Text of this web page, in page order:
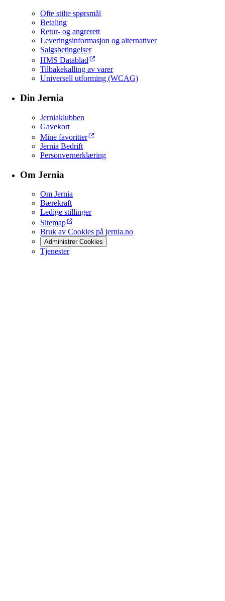
Ofte stilte spørsmål
Betaling
Retur- og angrerett
Leveringsinformasjon og alternativer
Salgsbetingelser
HMS Datablad
Tilbakekalling av varer
Universell utforming (WCAG)
Din Jernia
Jerniaklubben
Gavekort
Mine favoritter
Jernia Bedrift
Personvernerklæring
Om Jernia
Om Jernia
Bærekraft
Ledige stillinger
Sitemap
Bruk av Cookies på jernia.no
Administrer Cookies
Tjenester